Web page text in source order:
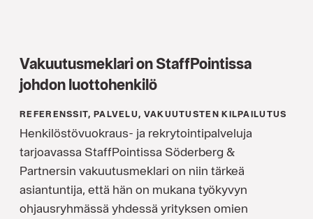
Vakuutusmeklari on StaffPointissa
johdon luottohenkilö
REFERENSSIT, PALVELU, VAKUUTUSTEN KILPAILUTUS
Henkilöstövuokraus- ja rekrytointipalveluja
tarjoavassa StaffPointissa Söderberg &
Partnersin vakuutusmeklari on niin tärkeä
asiantuntija, että hän on mukana työkyvyn
ohjausryhmässä yhdessä yrityksen omien